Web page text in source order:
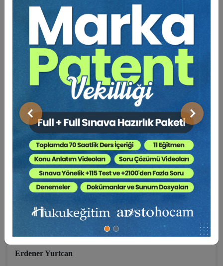
Önceki Sonraki
çöl sıcaklarının hüküm sürdüğü günlerde.
Öyküler yoluyla bu ülkenin insanlarını anlatmayı seviyorum.
İnsan resimleri çizmeye çalışıyorum öykülerde; bu ülkenin
insanlarının resimlerini.
Bu kez, öykülerin sonuçlarını yazmadım. O nasıl bir şey öyle
diyorsunuz; duyuyorum.
Şöyle bir şey: Her öykünün sonunda bir açıklama var.
“ Öyküyü lütfen sonlandırınız.
İşte size bazı seçenekler. Tabii kendi seçeneklerinizi de
yaratabilirsiniz. “
Bu açıklamayı bazı seçenekler izliyor.
çeviriniz lütfen.
Yeni çalışmalarda buluşmak dileğiyle.
Erdener Yurtcan